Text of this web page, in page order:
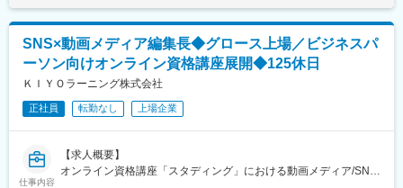
◇主催者として、ゼロからイベントを創れる
言われたものを形にするだけの役割ではありません。主催会社の
一員として、何を実現するイベントなのかを考え、企画意図を現
場で形にしていきます。自分の判断と実行が、そのままイベント
の価値につながる手触りがあります
◇データ×イベントの最前線に立てる
「熱気」や「来場者数」といった感覚的な評価だけにとどまら
変更の範囲：会社の定める業務
新規事業としてのイベントプラットフォームの構築
※オープンポジションのため、志向性に合わせた業務をお任せでき
ればと考えております。
■やりがい
・未経験歓迎！：企画～運営まで幅広く関われ、スキルを磨ける
環境です
・創造力を活かせる仕事：どんな体験を届けるか、どうすれば次
回も参加したくなるかを考える、クリエイティブな業務です
・グローバル展開に関われるチャンス：2025年以降はシンガポー
SNS×動画メディア編集長◆グロース上場／ビジネスパ
ーソン向けオンライン資格講座展開◆125休日
ＫＩＹＯラーニング株式会社
正社員 転勤なし 上場企業
仕事内容
【求人概要】
オンライン資格講座「スタディング」における動画メディア/SNS/